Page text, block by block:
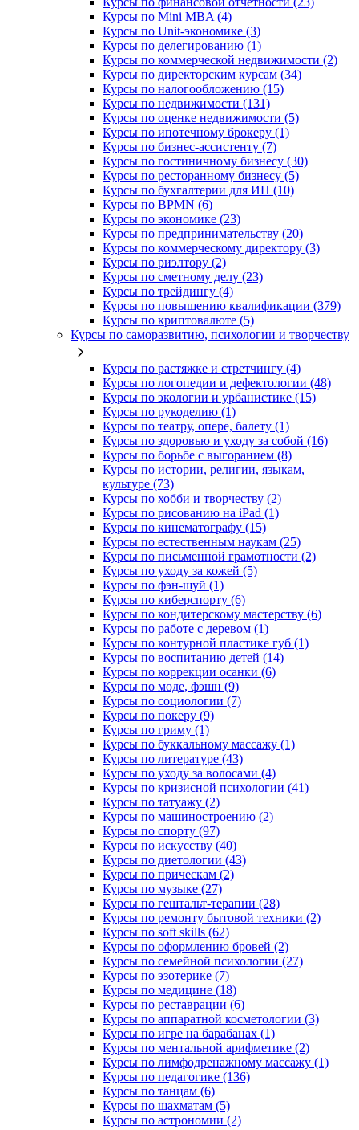
Курсы по Mini MBA (4)
Курсы по Unit-экономике (3)
Курсы по делегированию (1)
Курсы по коммерческой недвижимости (2)
Курсы по директорским курсам (34)
Курсы по налогообложению (15)
Курсы по недвижимости (131)
Курсы по оценке недвижимости (5)
Курсы по ипотечному брокеру (1)
Курсы по бизнес-ассистенту (7)
Курсы по гостиничному бизнесу (30)
Курсы по ресторанному бизнесу (5)
Курсы по бухгалтерии для ИП (10)
Курсы по BPMN (6)
Курсы по экономике (23)
Курсы по предпринимательству (20)
Курсы по коммерческому директору (3)
Курсы по риэлтору (2)
Курсы по сметному делу (23)
Курсы по трейдингу (4)
Курсы по повышению квалификации (379)
Курсы по криптовалюте (5)
Курсы по саморазвитию, психологии и творчеству
Курсы по растяжке и стретчингу (4)
Курсы по логопедии и дефектологии (48)
Курсы по экологии и урбанистике (15)
Курсы по рукоделию (1)
Курсы по театру, опере, балету (1)
Курсы по здоровью и уходу за собой (16)
Курсы по борьбе с выгоранием (8)
Курсы по истории, религии, языкам,
культуре (73)
Курсы по хобби и творчеству (2)
Курсы по рисованию на iPad (1)
Курсы по кинематографу (15)
Курсы по естественным наукам (25)
Курсы по письменной грамотности (2)
Курсы по уходу за кожей (5)
Курсы по фэн-шуй (1)
Курсы по киберспорту (6)
Курсы по кондитерскому мастерству (6)
Курсы по работе с деревом (1)
Курсы по контурной пластике губ (1)
Курсы по воспитанию детей (14)
Курсы по коррекции осанки (6)
Курсы по моде, фэшн (9)
Курсы по социологии (7)
Курсы по покеру (9)
Курсы по гриму (1)
Курсы по буккальному массажу (1)
Курсы по литературе (43)
Курсы по уходу за волосами (4)
Курсы по кризисной психологии (41)
Курсы по татуажу (2)
Курсы по машиностроению (2)
Курсы по спорту (97)
Курсы по искусству (40)
Курсы по диетологии (43)
Курсы по прическам (2)
Курсы по музыке (27)
Курсы по гештальт-терапии (28)
Курсы по ремонту бытовой техники (2)
Курсы по soft skills (62)
Курсы по оформлению бровей (2)
Курсы по семейной психологии (27)
Курсы по эзотерике (7)
Курсы по медицине (18)
Курсы по реставрации (6)
Курсы по аппаратной косметологии (3)
Курсы по игре на барабанах (1)
Курсы по ментальной арифметике (2)
Курсы по лимфодренажному массажу (1)
Курсы по педагогике (136)
Курсы по танцам (6)
Курсы по шахматам (5)
Курсы по астрономии (2)